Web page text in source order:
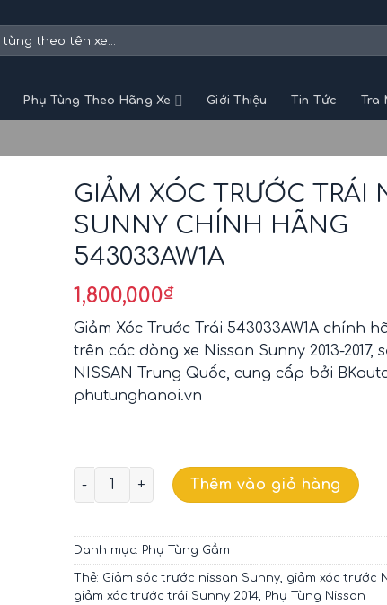
Phụ Tùng Theo Hãng Xe Giới Thiệu Tin Tức Tra
GIẢM XÓC TRƯỚC TRÁI
SUNNY CHÍNH HÃNG
543033AW1A
1,800,000₫
Giảm Xóc Trước Trái 543033AW1A chính
trên các dòng xe Nissan Sunny 2013-2017,
NISSAN Trung Quốc, cung cấp bởi
phutunghanoi.vn
GIẢM XÓC TRƯỚC TRÁI NISSAN SUNNY
Thêm vào giỏ hàng
Danh mục: Phụ Tùng Gầm
Thẻ: Giảm sóc trước nissan Sunny, giảm xóc trước
giảm xóc trước trái Sunny 2014, Phụ Tùng Nissan